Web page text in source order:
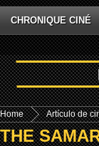
CHRONIQUE CINÉ
Home Artículo de
THE